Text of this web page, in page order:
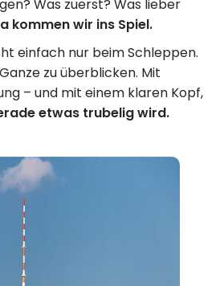
Was zuerst? Was lieber
kommen wir ins Spiel.
einfach nur beim Schleppen.
zu überblicken. Mit
– und mit einem klaren Kopf,
etwas trubelig wird.